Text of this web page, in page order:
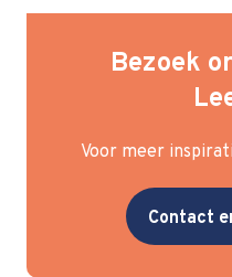
Bezoek
Voor meer
Contact